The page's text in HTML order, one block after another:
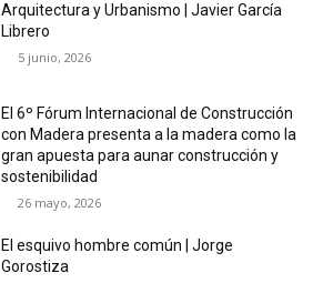
Arquitectura y Urbanismo | Javier García
Librero
5 junio, 2026
El 6º Fórum Internacional de Construcción
con Madera presenta a la madera como la
gran apuesta para aunar construcción y
sostenibilidad
26 mayo, 2026
El esquivo hombre común | Jorge
Gorostiza